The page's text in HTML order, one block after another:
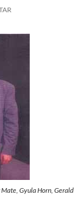
Gyula Horn, Gerald